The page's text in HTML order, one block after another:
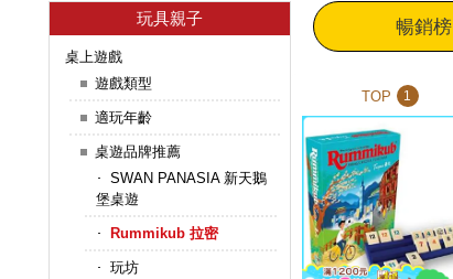
玩具親子
桌上遊戲
遊戲類型
適玩年齡
桌遊品牌推薦
SWAN PANASIA 新天鵝
堡桌遊
Rummikub 拉密
玩坊
暢銷榜
TOP 1